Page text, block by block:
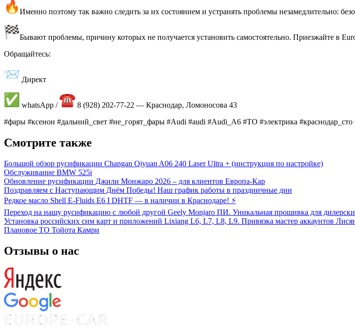
Именно поэтому так важно следить за их состоянием и устранять проблемы незамедлительно:
Бывают проблемы, причину которых не получается установить самостоятельно. Приезжайте в
Обращайтесь:
Директ
whatsApp /
8 (928) 202-77-22 — Краснодар, Ломоносова 43
#фары #ксенон #дальний_свет #не_горят_фары #Audi #audi #Audi_A6 #ТО #электрика
Смотрите также
Большой обзор русификации Changan Qiyuan A06 240 Laser Ultra + (инструкция по настройке)
Обслуживание BMW 525i
Обновление русификации Джили Монжаро 2026 – для клиентов Европа-Кар
Поздравляем с Наступающим Днём Победы! Наш график работы в праздничные дни
Редкое масло Shell E-Fluids E6 I DHTF — в наличии в Краснодаре! ⚡
Переход на нашу русификацию с любой другой Geely Monjaro ПИ. Уникальная прошивка для
Установка российских сим карт и приложений Lixiang L6, L7, L8, L9. Привязка мастер аккаунтов
Плановое ТО Тойота Камри
Отзывы о нас